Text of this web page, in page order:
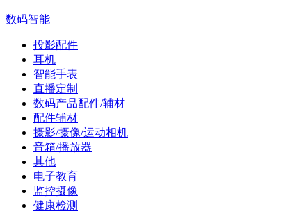
数码智能
投影配件
耳机
智能手表
直播定制
数码产品配件/辅材
配件辅材
摄影/摄像/运动相机
音箱/播放器
其他
电子教育
监控摄像
健康检测